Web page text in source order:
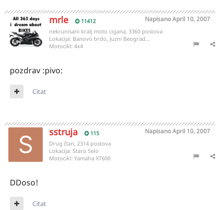
mrle 11412 NapisanoApril 10, 2007
nekrunisani kralj moto cigana, 3360 postova
Lokacija: Banovo brdo, Juzni Beograd...
Motocikl: 4x4
pozdrav :pivo:
Citat
sstruja 115 NapisanoApril 10, 2007
Drug član, 2314 postova
Lokacija: Staro Selo
Motocikl: Yamaha XT600
DDoso!
Citat